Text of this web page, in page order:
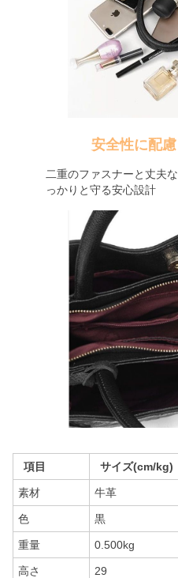
安全性に配
二重のファスナーと丈夫
っかりと守る安心設計
項目 サイズ(cm/kg)
素材 牛革
色 黒
重量 0.500kg
高さ 29